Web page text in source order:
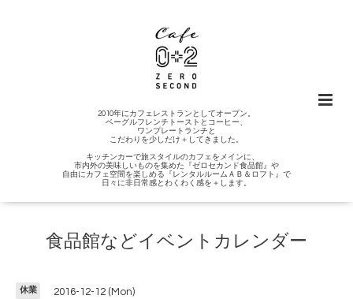
2010年にカフェレストランとしてオープン。
ベーグルフレンチトーストとコーヒー、
ワンプレートランチと
こだわりを少しだけ＋してきました。
キッチンカーで旅スタイルのカフェをメインに、
市内外の美味しいものを集めた『ゼロセカンド食品館』や
自由にカフェ空間を楽しめる『レンタルルームＡＢ＆ロフト』で
日々に非日常感とわくわく感を＋します。
食品館などイベントカレンダー
休業 2016-12-12 (Mon)